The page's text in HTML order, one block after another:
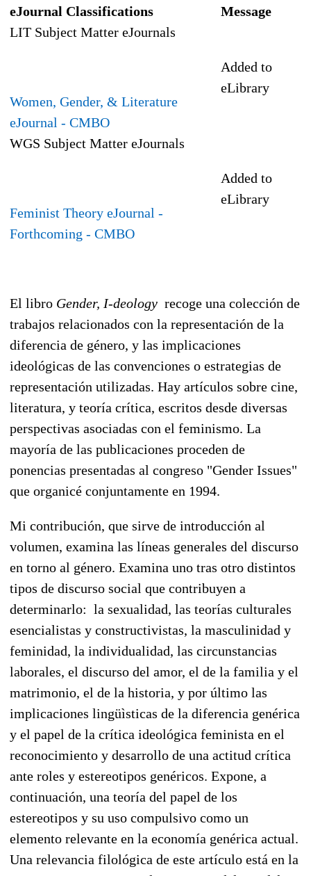
eJournal Classifications
Message
LIT Subject Matter eJournals
Women, Gender, & Literature
eJournal - CMBO
Added to
eLibrary
WGS Subject Matter eJournals
Feminist Theory eJournal -
Forthcoming - CMBO
Added to
eLibrary
El libro Gender, I-deology recoge una colección de
trabajos relacionados con la representación de la
diferencia de género, y las implicaciones
ideológicas de las convenciones o estrategias de
representación utilizadas. Hay artículos sobre cine,
literatura, y teoría crítica, escritos desde diversas
perspectivas asociadas con el feminismo. La
mayoría de las publicaciones proceden de
ponencias presentadas al congreso "Gender Issues"
que organicé conjuntamente en 1994.
Mi contribución, que sirve de introducción al
volumen, examina las líneas generales del discurso
en torno al género. Examina uno tras otro distintos
tipos de discurso social que contribuyen a
determinarlo: la sexualidad, las teorías culturales
esencialistas y constructivistas, la masculinidad y
feminidad, la individualidad, las circunstancias
laborales, el discurso del amor, el de la familia y el
matrimonio, el de la historia, y por último las
implicaciones lingüìsticas de la diferencia genérica
y el papel de la crítica ideológica feminista en el
reconocimiento y desarrollo de una actitud crítica
ante roles y estereotipos genéricos. Expone, a
continuación, una teoría del papel de los
estereotipos y su uso compulsivo como un
elemento relevante en la economía genérica actual.
Una relevancia filológica de este artículo está en la